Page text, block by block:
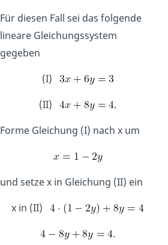
Für diesen Fall sei das folgende
lineare Gleichungssystem
gegeben
(I)
(II)
.
Forme Gleichung (I) nach x um
und setzex in Gleichung (II) ein
x in (II)